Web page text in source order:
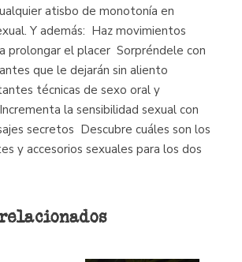
atisbo de monotonía en
Y además:  Haz movimientos
prolongar el placer  Sorpréndele con
que le dejarán sin aliento 
técnicas de sexo oral y
la sensibilidad sexual con
secretos  Descubre cuáles son los
y accesorios sexuales para los dos